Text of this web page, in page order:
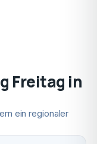
Freitag in
ein regionaler